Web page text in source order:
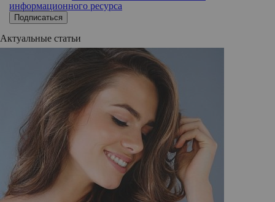
информационного ресурса
Подписаться
Актуальные статьи